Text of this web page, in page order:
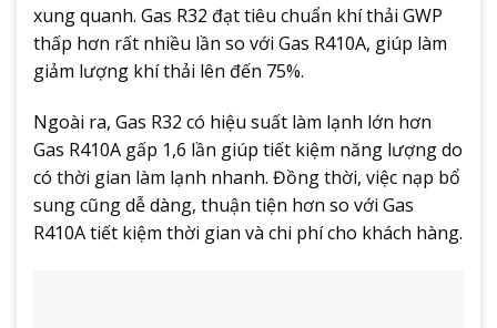
xung quanh. Gas R32 đạt tiêu chuẩn khí thải GWP
thấp hơn rất nhiều lần so với Gas R410A, giúp làm
giảm lượng khí thải lên đến 75%.
Ngoài ra, Gas R32 có hiệu suất làm lạnh lớn hơn
Gas R410A gấp 1,6 lần giúp tiết kiệm năng lượng do
có thời gian làm lạnh nhanh. Đồng thời, việc nạp bổ
sung cũng dễ dàng, thuận tiện hơn so với Gas
R410A tiết kiệm thời gian và chi phí cho khách hàng.